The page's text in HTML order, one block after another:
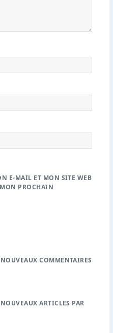
E-MAIL ET MON SITE WEB
PROCHAIN
COMMENTAIRES
ARTICLES PAR